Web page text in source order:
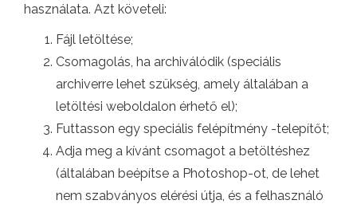
használata. Azt követeli:
Fájl letöltése;
Csomagolás, ha archiválódik (speciális
archiverre lehet szükség, amely általában a
letöltési weboldalon érhető el);
Futtasson egy speciális felépítmény -telepítőt;
Adja meg a kívánt csomagot a betöltéshez
(általában beépítse a Photoshop-ot, de lehet
nem szabványos elérési útja, és a felhasználó